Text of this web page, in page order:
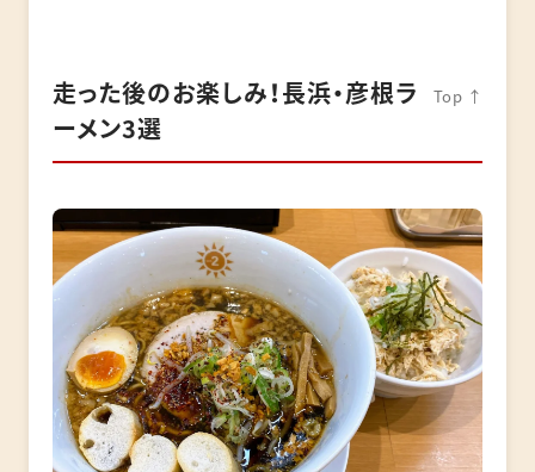
走った後のお楽しみ！長浜・彦根ラ
ーメン3選
Top ↑